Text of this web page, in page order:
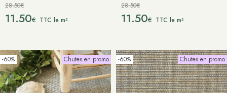
28.50€
11.50€ TTC le m²
28.50€
11.50€ TTC le m²
-60% Chutes en promo -60% Chutes en promo